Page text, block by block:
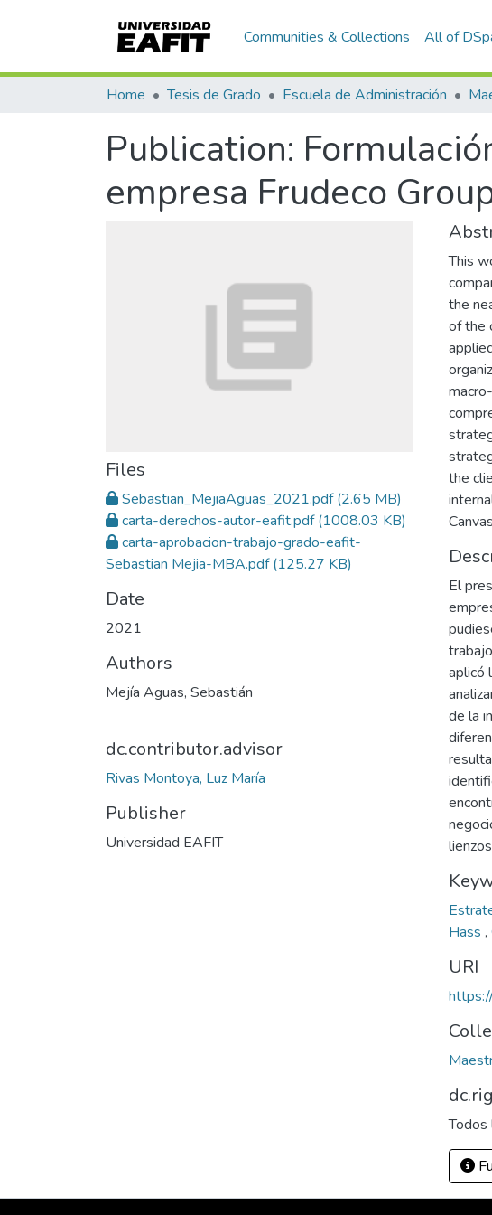
Communities & Collections All of
Home Tesis de Grado Escuela de Administración
Publication:
empresa Frudeco
Files
Sebastian_MejiaAguas_2021.pdf(2.65 MB)
carta-derechos-autor-eafit.pdf(1008.03 KB)
carta-aprobacion-trabajo-grado-eafit-
Sebastian Mejia-MBA.pdf(125.27 KB)
Date
2021
Authors
Mejía Aguas, Sebastián
dc.contributor.advisor
Rivas Montoya, Luz María
Publisher
Universidad EAFIT
This
the
of the
the
El
aplicó
de la
Hass ,
URI
Todos